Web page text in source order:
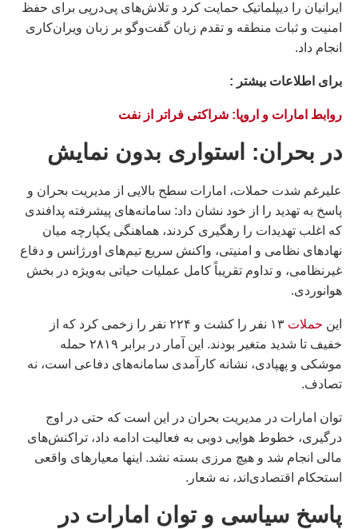
ایرانیان را دیپلماتیک حمایت کرد و تلاش‌های پی‌در‌پی برای حفظ
امنیت و ثبات منطقه و تقدم زبان گفت‌وگو بر زبان ویران‌کاری
انجام داد.
براى اطلاعات بيشتر :
روابط امارات و اروپا: شراکتی فراتر از نفت
در بحران: استواری بدون نمایش
علیرغم شدت حملات، امارات سطح بالایی از مدیریت بحران و
پاسخ به تهدید را از خود نشان داد: سامانه‌های پیشرفته پدافندی
که اغلب تهدیدات را رهگیری کردند، هماهنگی یکپارچه میان
نهادهای نظامی و امنیتی، واکنش سریع تیم‌های اورژانس و دفاع
غیرنظامی، و تداوم تقریباً کامل عملیات حیاتی به‌ویژه در بخش
هوانوردی.
این حملات
۱۳ نفر را کشت و ۲۲۴ نفر را زخمی کرد که از
خفیف تا شدید متغیر بودند. این آمار در برابر ۲۸۱۹ حمله
موشکی و پهپادی، نشانه کارآمدی سامانه‌های دفاعی است، نه
تصادف.
توان امارات در مدیریت بحران در این است که حتی در اوج
درگیری، خطوط هوایی دوبی به فعالیت ادامه داد، تراکنش‌های
مالی انجام شد و هیچ مرزی بسته نشد. اینها معیارهای واقعی
استحکام اقتصادی‌اند، نه شعار.
پاسخ سیاسی و توان امارات در